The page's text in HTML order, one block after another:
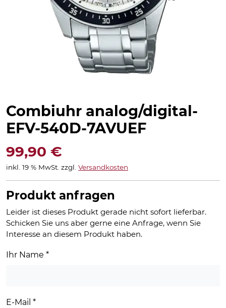
Combiuhr analog/digital-
EFV-540D-7AVUEF
99,90 €
inkl. 19 % MwSt. zzgl. Versandkosten
Produkt anfragen
Leider ist dieses Produkt gerade nicht sofort lieferbar.
Schicken Sie uns aber gerne eine Anfrage, wenn Sie
Interesse an diesem Produkt haben.
Ihr Name *
E-Mail *